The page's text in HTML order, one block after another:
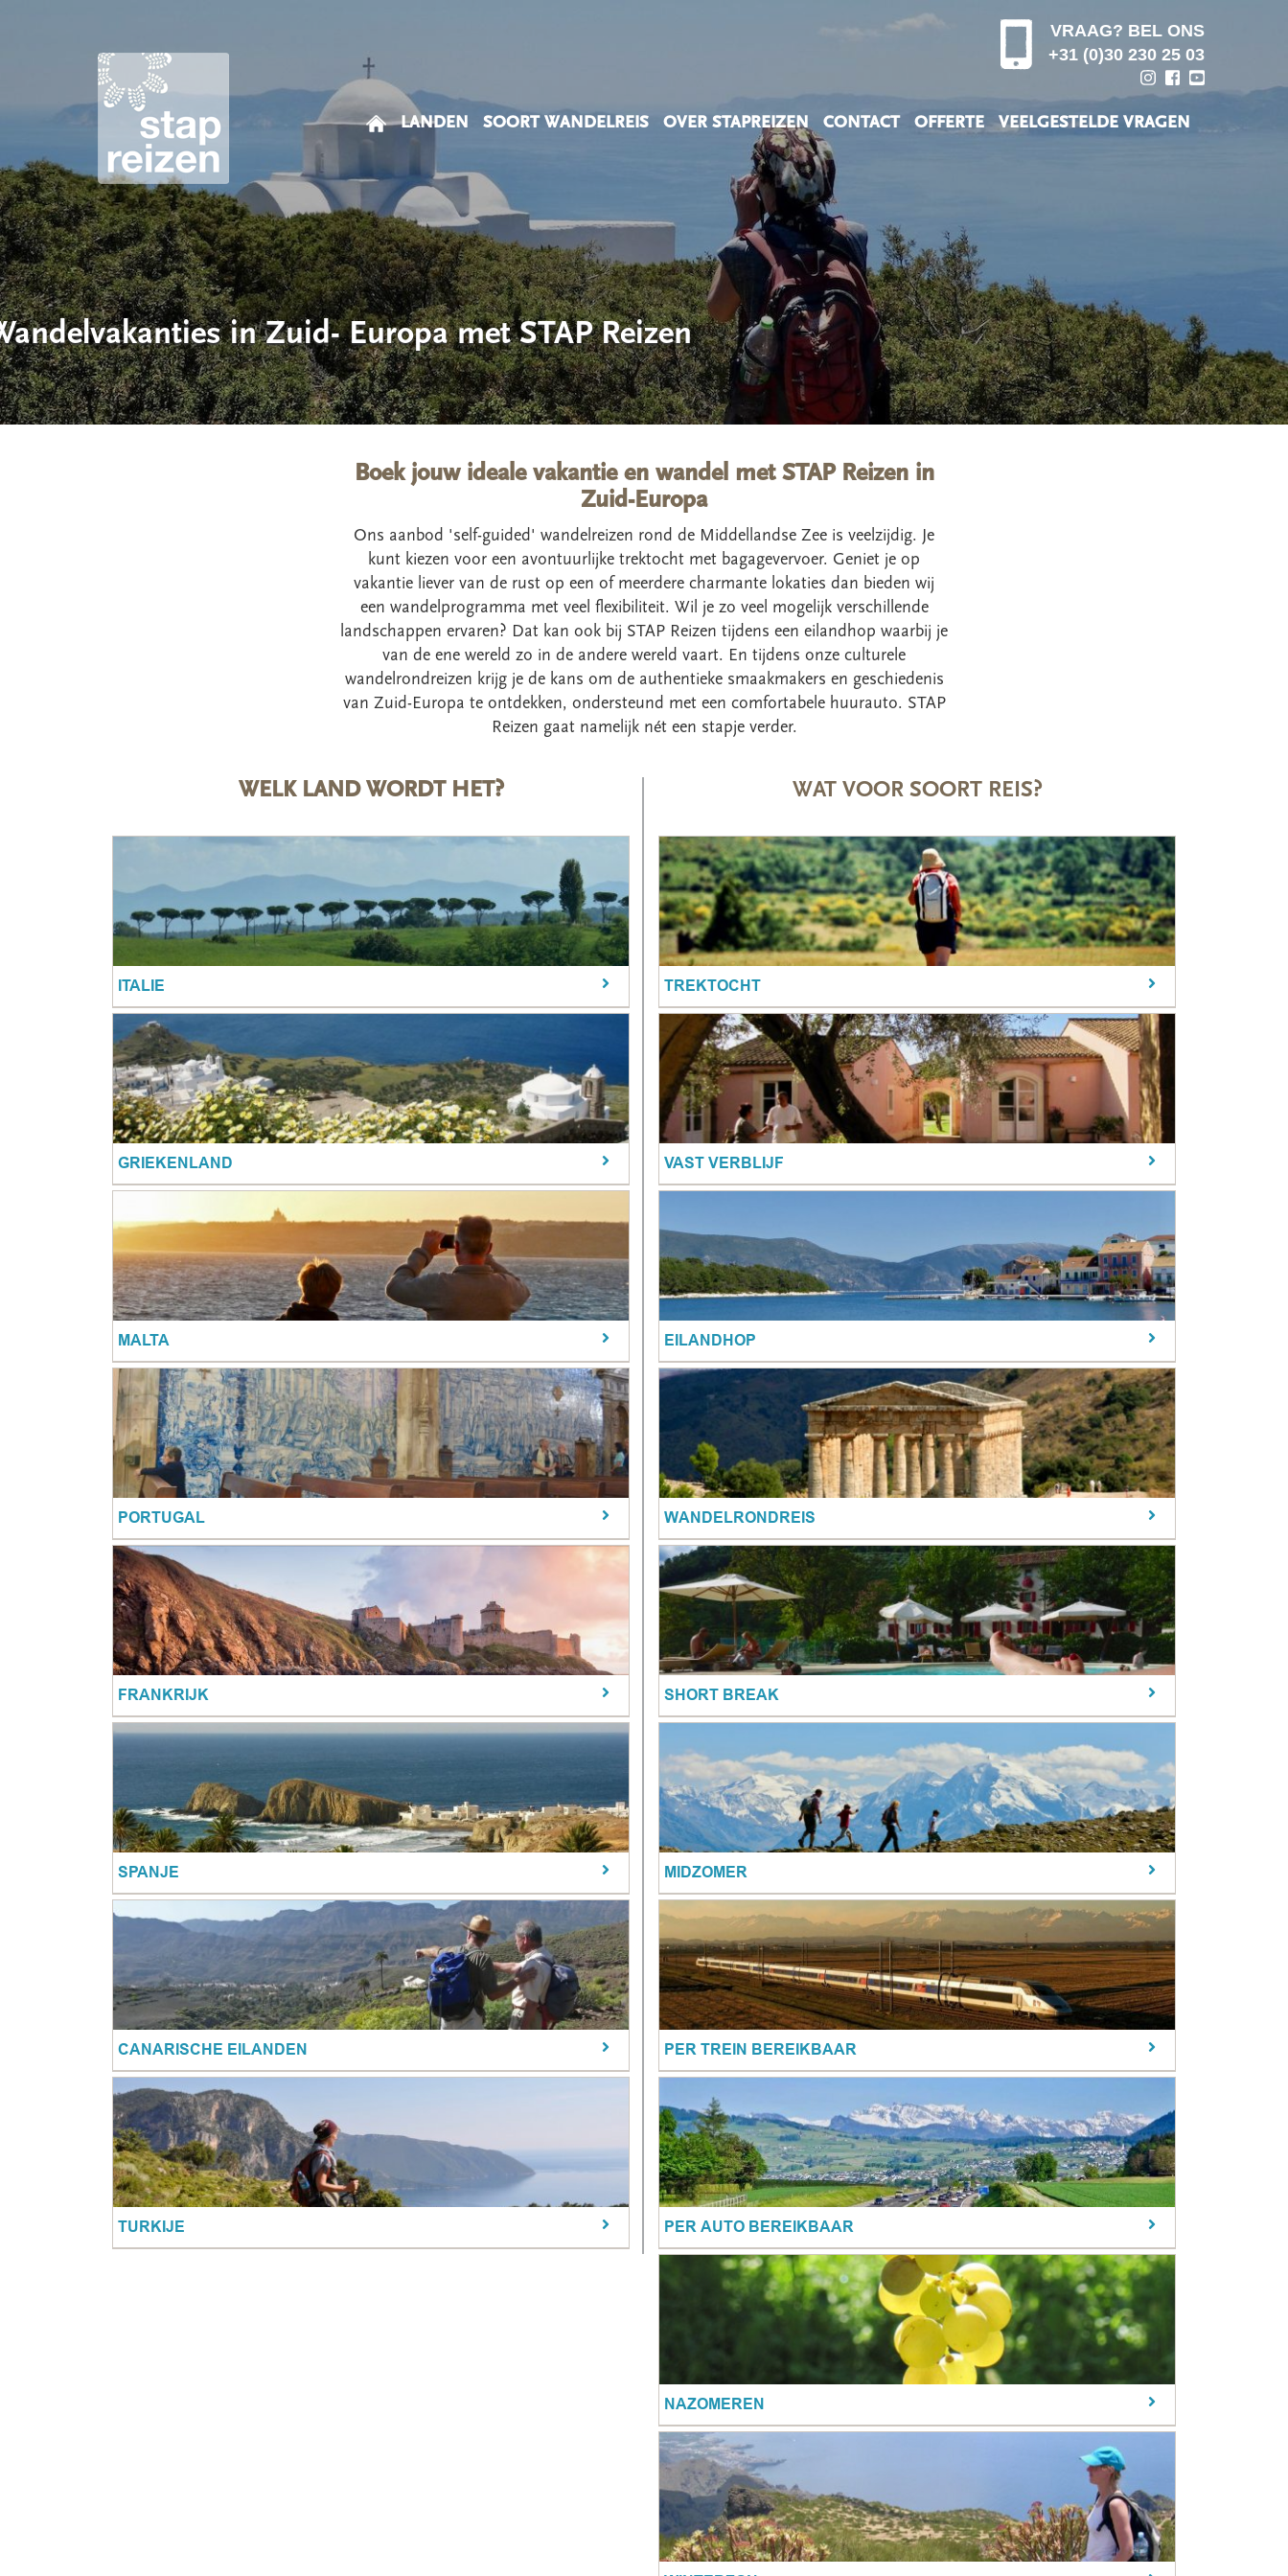
VRAAG? BEL ONS
+31 (0)30 230 25 03
LANDEN SOORT WANDELREIS OVER STAPREIZEN CONTACT OFFERTE VEELGESTELDE VRAGEN
Dwars door de Alpen
Boek jouw ideale vakantie en wandel met STAP Reizen in
Zuid-Europa
Ons aanbod 'self-guided' wandelreizen rond de Middellandse Zee is veelzijdig. Je
kunt kiezen voor een avontuurlijke trektocht met bagagevervoer. Geniet je op
vakantie liever van de rust op een of meerdere charmante lokaties dan bieden wij
een wandelprogramma met veel flexibiliteit. Wil je zo veel mogelijk verschillende
landschappen ervaren? Dat kan ook bij STAP Reizen tijdens een eilandhop waarbij je
van de ene wereld zo in de andere wereld vaart. En tijdens onze culturele
wandelrondreizen krijg je de kans om de authentieke smaakmakers en geschiedenis
van Zuid-Europa te ontdekken, ondersteund met een comfortabele huurauto. STAP
Reizen gaat namelijk nét een stapje verder.
WELK LAND WORDT HET?
ITALIE
GRIEKENLAND
MALTA
PORTUGAL
FRANKRIJK
SPANJE
CANARISCHE EILANDEN
TURKIJE
WAT VOOR SOORT REIS?
TREKTOCHT
VAST VERBLIJF
EILANDHOP
WANDELRONDREIS
SHORT BREAK
MIDZOMER
PER TREIN BEREIKBAAR
PER AUTO BEREIKBAAR
NAZOMEREN